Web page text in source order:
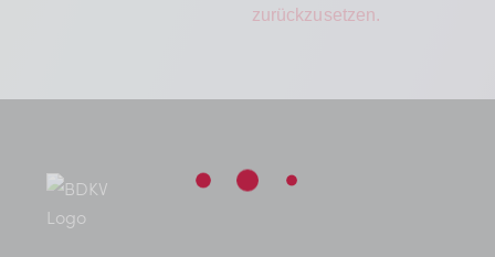
zurückzusetzen.